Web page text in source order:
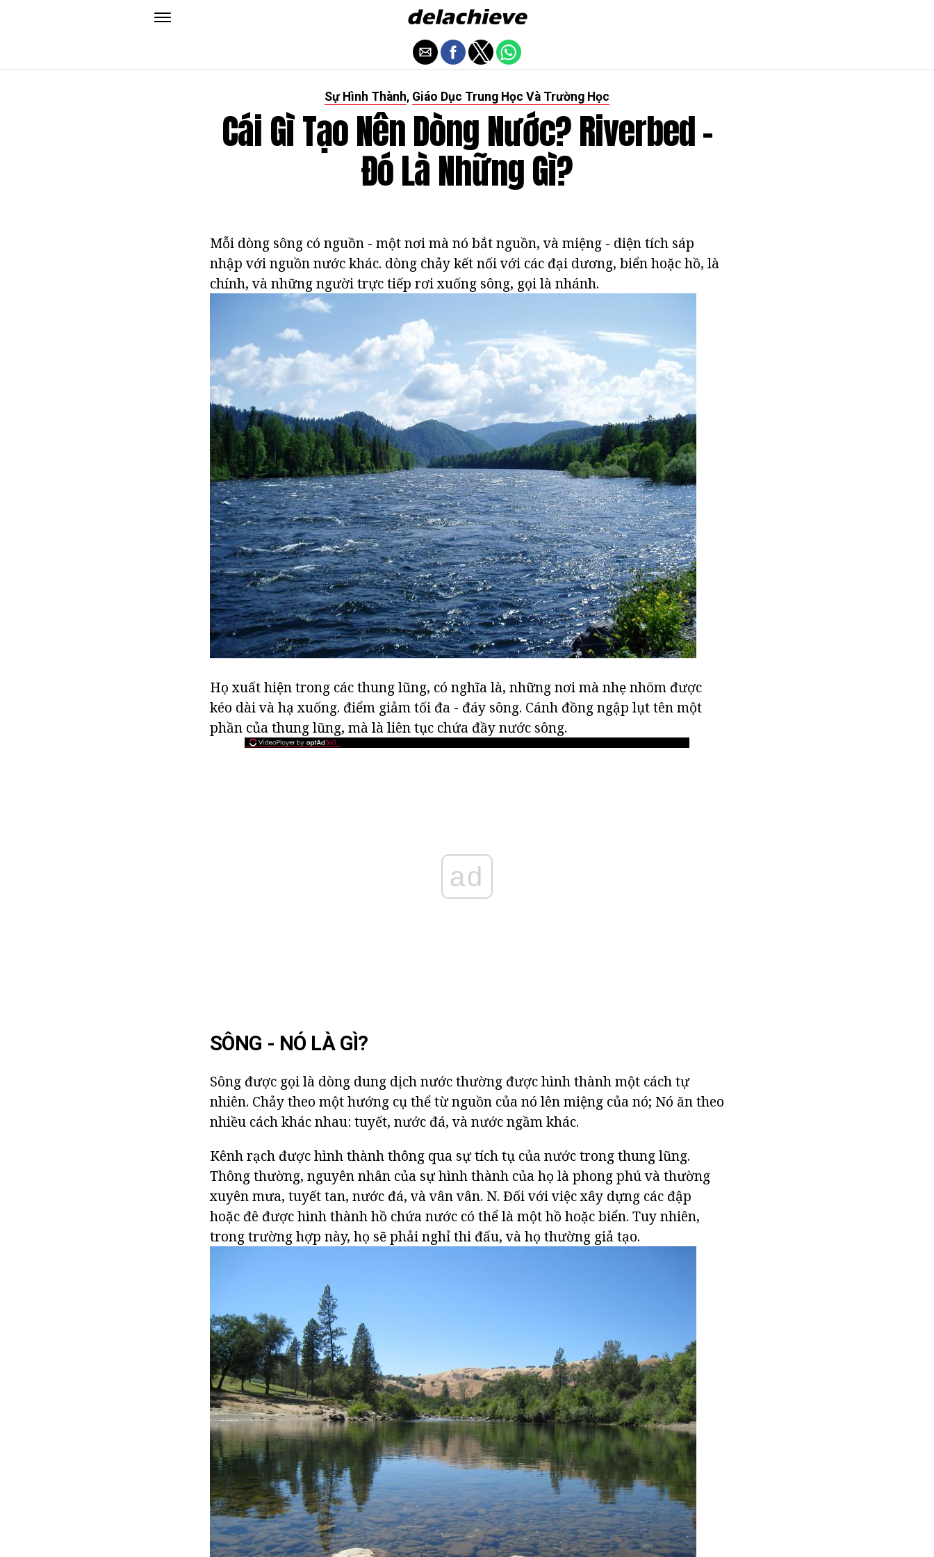
Sự Hình Thành, Giáo Dục Trung Học Và Trường Học
Cái Gì Tạo Nên Dòng Nước? Riverbed -
Đó Là Những Gì?
Mỗi dòng sông có nguồn - một nơi mà nó bắt nguồn, và miệng - diện tích sáp
nhập với nguồn nước khác. dòng chảy kết nối với các đại dương, biển hoặc hồ, là
chính, và những người trực tiếp rơi xuống sông, gọi là nhánh.
Họ xuất hiện trong các thung lũng, có nghĩa là, những nơi mà nhẹ nhõm được
kéo dài và hạ xuống. điểm giảm tối đa - đáy sông. Cánh đồng ngập lụt tên một
phần của thung lũng, mà là liên tục chứa đầy nước sông.
ad
SÔNG - NÓ LÀ GÌ?
Sông được gọi là dòng dung dịch nước thường được hình thành một cách tự
nhiên. Chảy theo một hướng cụ thể từ nguồn của nó lên miệng của nó; Nó ăn theo
nhiều cách khác nhau: tuyết, nước đá, và nước ngầm khác.
Kênh rạch được hình thành thông qua sự tích tụ của nước trong thung lũng.
Thông thường, nguyên nhân của sự hình thành của họ là phong phú và thường
xuyên mưa, tuyết tan, nước đá, và vân vân. N. Đối với việc xây dựng các đập
hoặc đê được hình thành hồ chứa nước có thể là một hồ hoặc biển. Tuy nhiên,
trong trường hợp này, họ sẽ phải nghỉ thi đấu, và họ thường giả tạo.